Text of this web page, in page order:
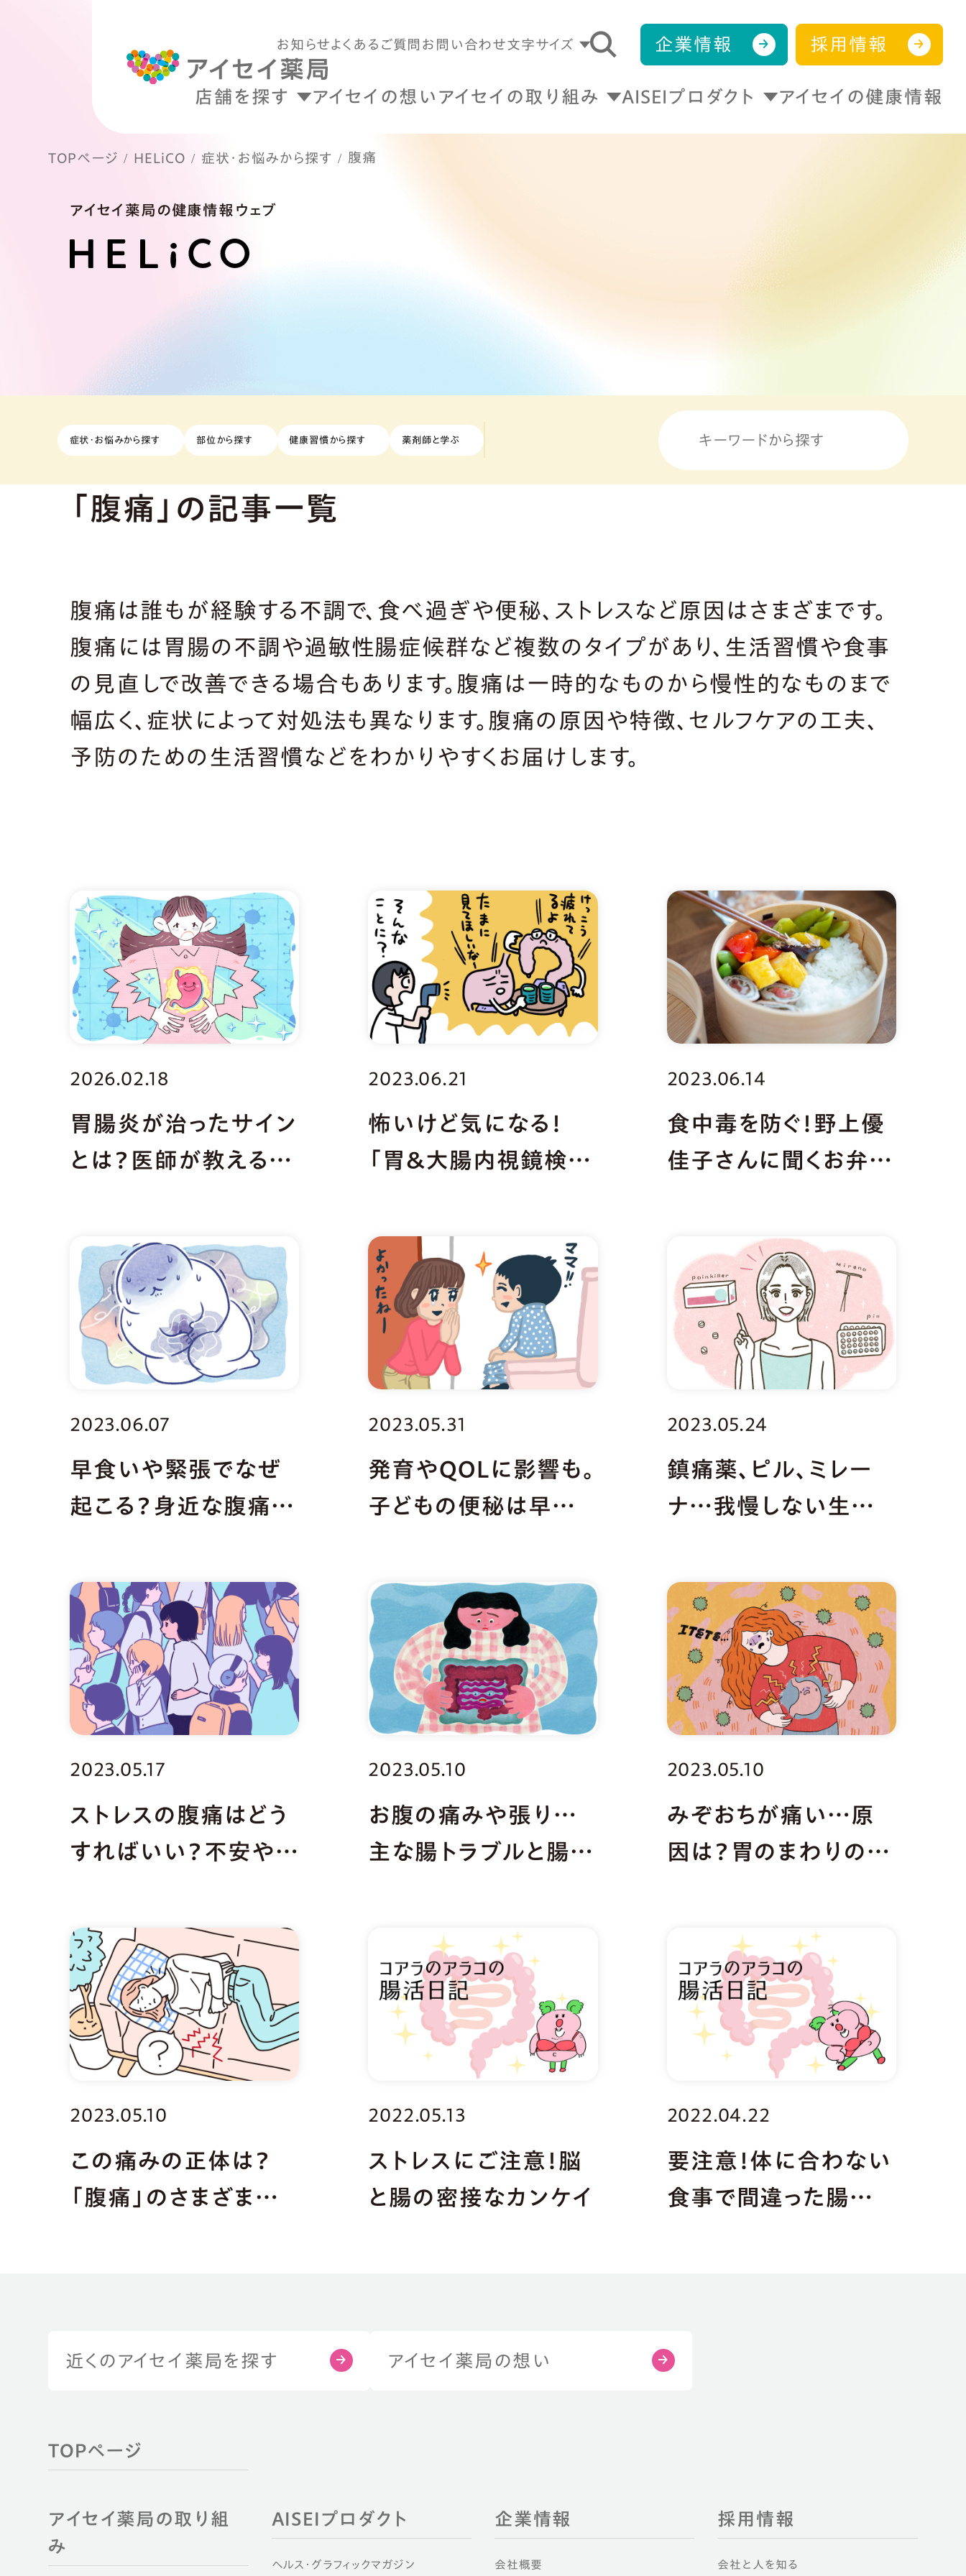
お知らせよくあるご質問 お問い合わせ文字サイズ 企業情報 採用情報
店舗を探す アイセイの想い アイセイの取り組み AISEIプロダクト アイセイの健康情報
TOPページ HELiCO 症状・お悩みから探す 腹痛
アイセイ薬局の健康情報ウェブ
症状・お悩みから探す 部位から探す 健康習慣から探す 薬剤師と学ぶ
「腹痛」の記事一覧
腹痛は誰もが経験する不調で、食べ過ぎや便秘、ストレスなど原因はさまざまです。
腹痛には胃腸の不調や過敏性腸症候群など複数のタイプがあり、生活習慣や食事
の見直しで改善できる場合もあります。腹痛は一時的なものから慢性的なものまで
幅広く、症状によって対処法も異なります。腹痛の原因や特徴、セルフケアの工夫、
予防のための生活習慣などをわかりやすくお届けします。
2026.02.18
胃腸炎が治ったサイン
とは？医師が教える療
2023.06.21
怖いけど気になる！
「胃＆大腸内視鏡検
2023.06.14
食中毒を防ぐ！野上優
佳子さんに聞くお弁当
2023.06.07
早食いや緊張でなぜ
起こる？身近な腹痛の
2023.05.31
発育やQOLに影響も。
子どもの便秘は早め
2023.05.24
鎮痛薬、ピル、ミレー
ナ…我慢しない生理
2023.05.17
ストレスの腹痛はどう
すればいい？不安や緊
の原因・対処法を紹介
2023.05.10
お腹の痛みや張り…
主な腸トラブルと腸内
2023.05.10
みぞおちが痛い…原
因は？胃のまわりの病
2023.05.10
この痛みの正体は？
「腹痛」のさまざまな
2022.05.13
ストレスにご注意！脳
と腸の密接なカンケイ
2022.04.22
要注意！体に合わない
食事で間違った腸活し
近くのアイセイ薬局を探す アイセイ薬局の想い
TOPページ
アイセイ薬局の取り組
み
AISEIプロダクト
ヘルス・グラフィックマガジン
企業情報
会社概要
採用情報
会社と人を知る